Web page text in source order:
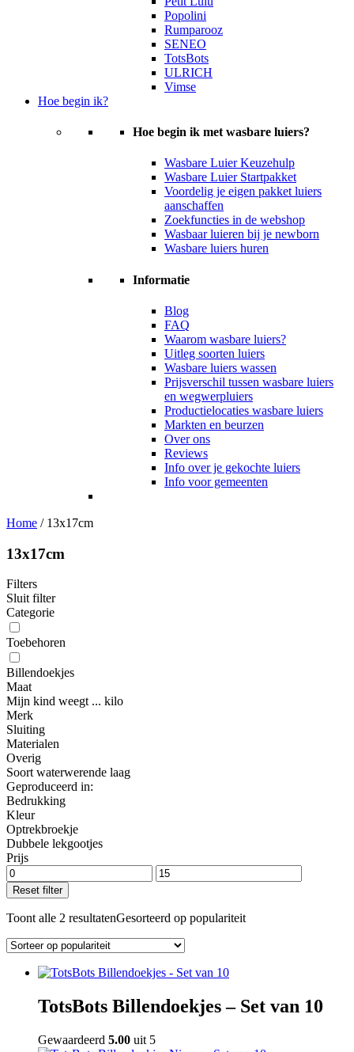
Popolini
Rumparooz
SENEO
TotsBots
ULRICH
Vimse
Hoe begin ik?
Hoe begin ik met wasbare luiers?
Wasbare Luier Keuzehulp
Wasbare Luier Startpakket
Voordelig je eigen pakket luiers
aanschaffen
Zoekfuncties in de webshop
Wasbaar luieren bij je newborn
Wasbare luiers huren
Informatie
Blog
FAQ
Waarom wasbare luiers?
Uitleg soorten luiers
Wasbare luiers wassen
Prijsverschil tussen wasbare luiers
en wegwerpluiers
Productielocaties wasbare luiers
Markten en beurzen
Over ons
Reviews
Info over je gekochte luiers
Info voor gemeenten
Home / 13x17cm
13x17cm
Filters
Sluit filter
Categorie
Toebehoren
Billendoekjes
Maat
Mijn kind weegt ... kilo
Merk
Sluiting
Materialen
Overig
Soort waterwerende laag
Geproduceerd in:
Bedrukking
Kleur
Optrekbroekje
Dubbele lekgootjes
Prijs
Reset filter
Toont alle 2 resultatenGesorteerd op populariteit
TotsBots Billendoekjes – Set van 10
Gewaardeerd 5.00 uit 5